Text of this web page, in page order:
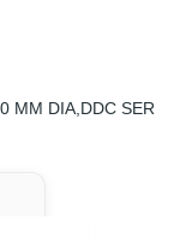
MM DIA,DDC SER